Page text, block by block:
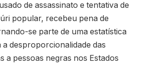
de assassinato e tentativa de
popular, recebeu pena de
se parte de uma estatística
desproporcionalidade das
a pessoas negras nos Estados